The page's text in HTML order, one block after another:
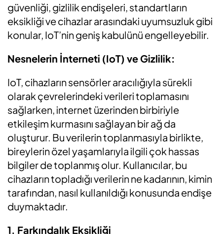
güvenliği, gizlilik endişeleri, standartların
eksikliği ve cihazlar arasındaki uyumsuzluk gibi
konular, IoT’nin geniş kabulünü engelleyebilir.
Nesnelerin İnterneti (IoT) ve Gizlilik:
IoT, cihazların sensörler aracılığıyla sürekli
olarak çevrelerindeki verileri toplamasını
sağlarken, internet üzerinden birbiriyle
etkileşim kurmasını sağlayan bir ağ da
oluşturur. Bu verilerin toplanmasıyla birlikte,
bireylerin özel yaşamlarıyla ilgili çok hassas
bilgiler de toplanmış olur. Kullanıcılar, bu
cihazların topladığı verilerin ne kadarının, kimin
tarafından, nasıl kullanıldığı konusunda endişe
duymaktadır.
1. Farkındalık Eksikliği